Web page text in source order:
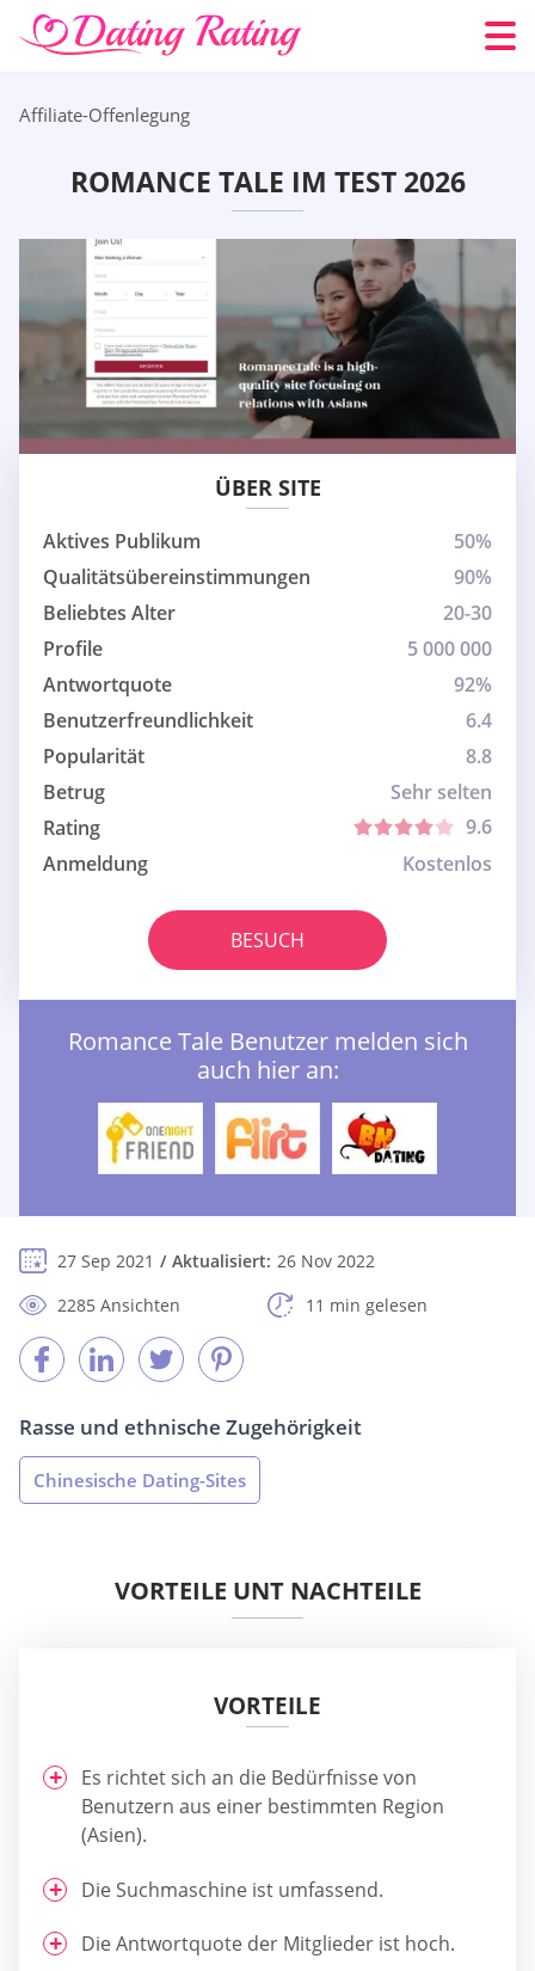
Affiliate-Offenlegung
ROMANCE TALE IM TEST 2026
ÜBER SITE
Aktives Publikum
50%
Qualitätsübereinstimmungen
90%
Beliebtes Alter
20-30
Profile
5 000 000
Antwortquote
92%
Benutzerfreundlichkeit
6.4
Popularität
8.8
Betrug
Sehr selten
Rating
9.6
Anmeldung
Kostenlos
BESUCH
Romance Tale Benutzer melden sich
auch hier an:
27 Sep 2021 Aktualisiert: 26 Nov 2022
2285 Ansichten
11 min gelesen
Rasse und ethnische Zugehörigkeit
Chinesische Dating-Sites
VORTEILE UNT NACHTEILE
VORTEILE
Es richtet sich an die Bedürfnisse von
Benutzern aus einer bestimmten Region
(Asien).
Die Suchmaschine ist umfassend.
Die Antwortquote der Mitglieder ist hoch.